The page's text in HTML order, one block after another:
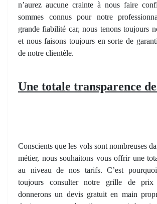
n’aurez aucune crainte à nous faire
sommes connus pour notre
grande fiabilité car, nous tenons toujours
et nous faisons toujours en sorte de
de notre clientèle.
Une totale transparence
Conscients que les vols sont nombreuses
métier, nous souhaitons vous offrir une
au niveau de nos tarifs. C’est
toujours consulter notre grille de
donnerons un devis gratuit en main